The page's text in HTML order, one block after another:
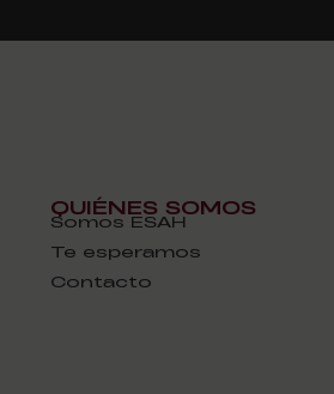
QUIÉNES SOMOS
Somos ESAH
Te esperamos
Contacto